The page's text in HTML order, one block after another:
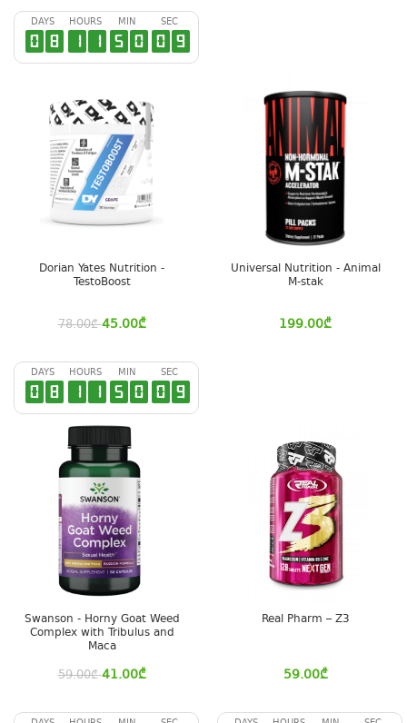
DAYS
0 8
HOURS
1 1
MIN
5 0
SEC
0 8
Dorian Yates Nutrition -
TestoBoost
78.00₾ 45.00₾
Universal Nutrition - Animal
M-stak
199.00₾
DAYS
0 8
HOURS
1 1
MIN
5 0
SEC
0 8
Swanson - Horny Goat Weed
Complex with Tribulus and
Maca
59.00₾ 41.00₾
Real Pharm – Z3
59.00₾